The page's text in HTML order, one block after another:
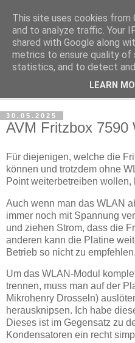
katzenjens'
Tipps, Tricks und Diskussion
30.05.2025
AVM Fritzbox 7590
Für diejenigen, welche die
können und trotzdem ohne
Point weiterbetreiben wollen,
Auch wenn man das WLAN
immer noch mit Spannung
und ziehen Strom, dass die
anderen kann die Platine
Betrieb so nicht zu empfehlen.
Um das WLAN-Modul
trennen, muss man auf der
Mikrohenry Drosseln)
herausknipsen. Ich habe
Dieses ist im Gegensatz zu
Kondensatoren ein recht
This site uses cookies
and to analyze traffic. Your
shared with Google along
metrics to ensure quality of
statistics, and to detect and
LEARN